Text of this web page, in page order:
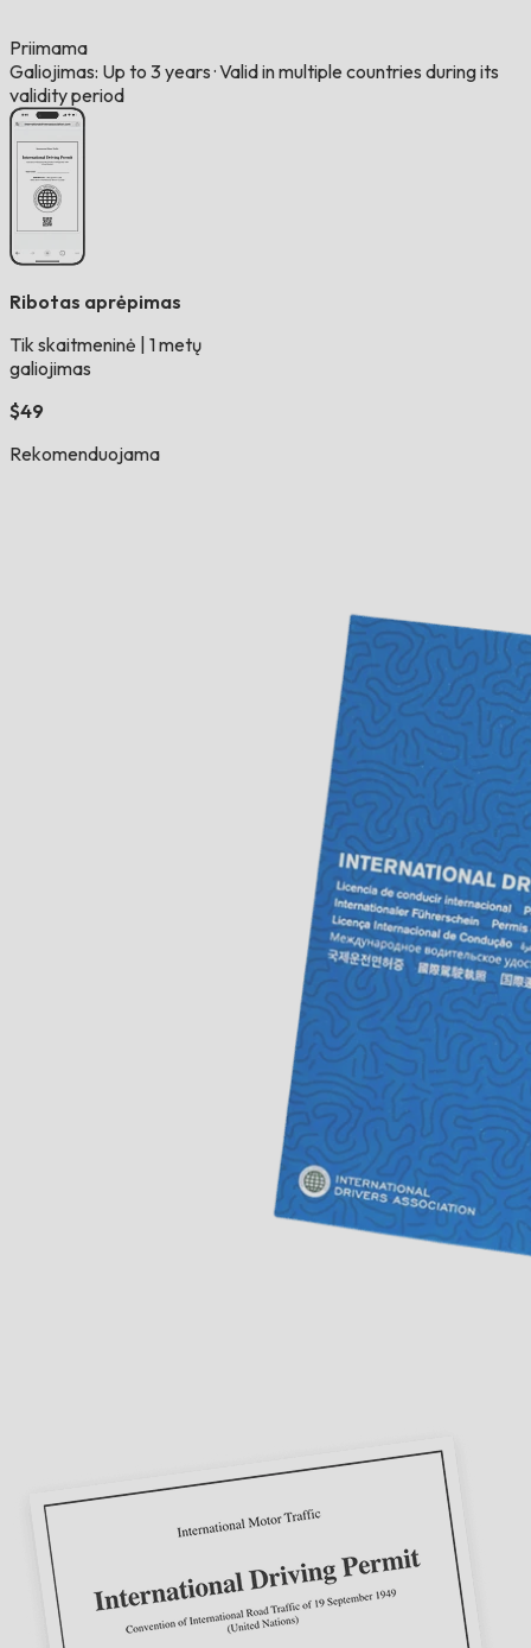
Priimama
Galiojimas: Up to 3 years ·Valid in multiple countries during its
validity period
Ribotas aprėpimas
Tik skaitmeninė 1 metų
galiojimas
$49
Rekomenduojama